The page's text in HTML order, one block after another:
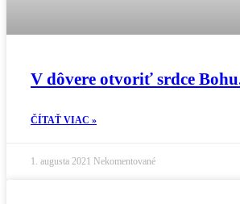
V dôvere otvoriť srdce
ČÍTAŤ VIAC »
1. augusta 2021 Nekomentované